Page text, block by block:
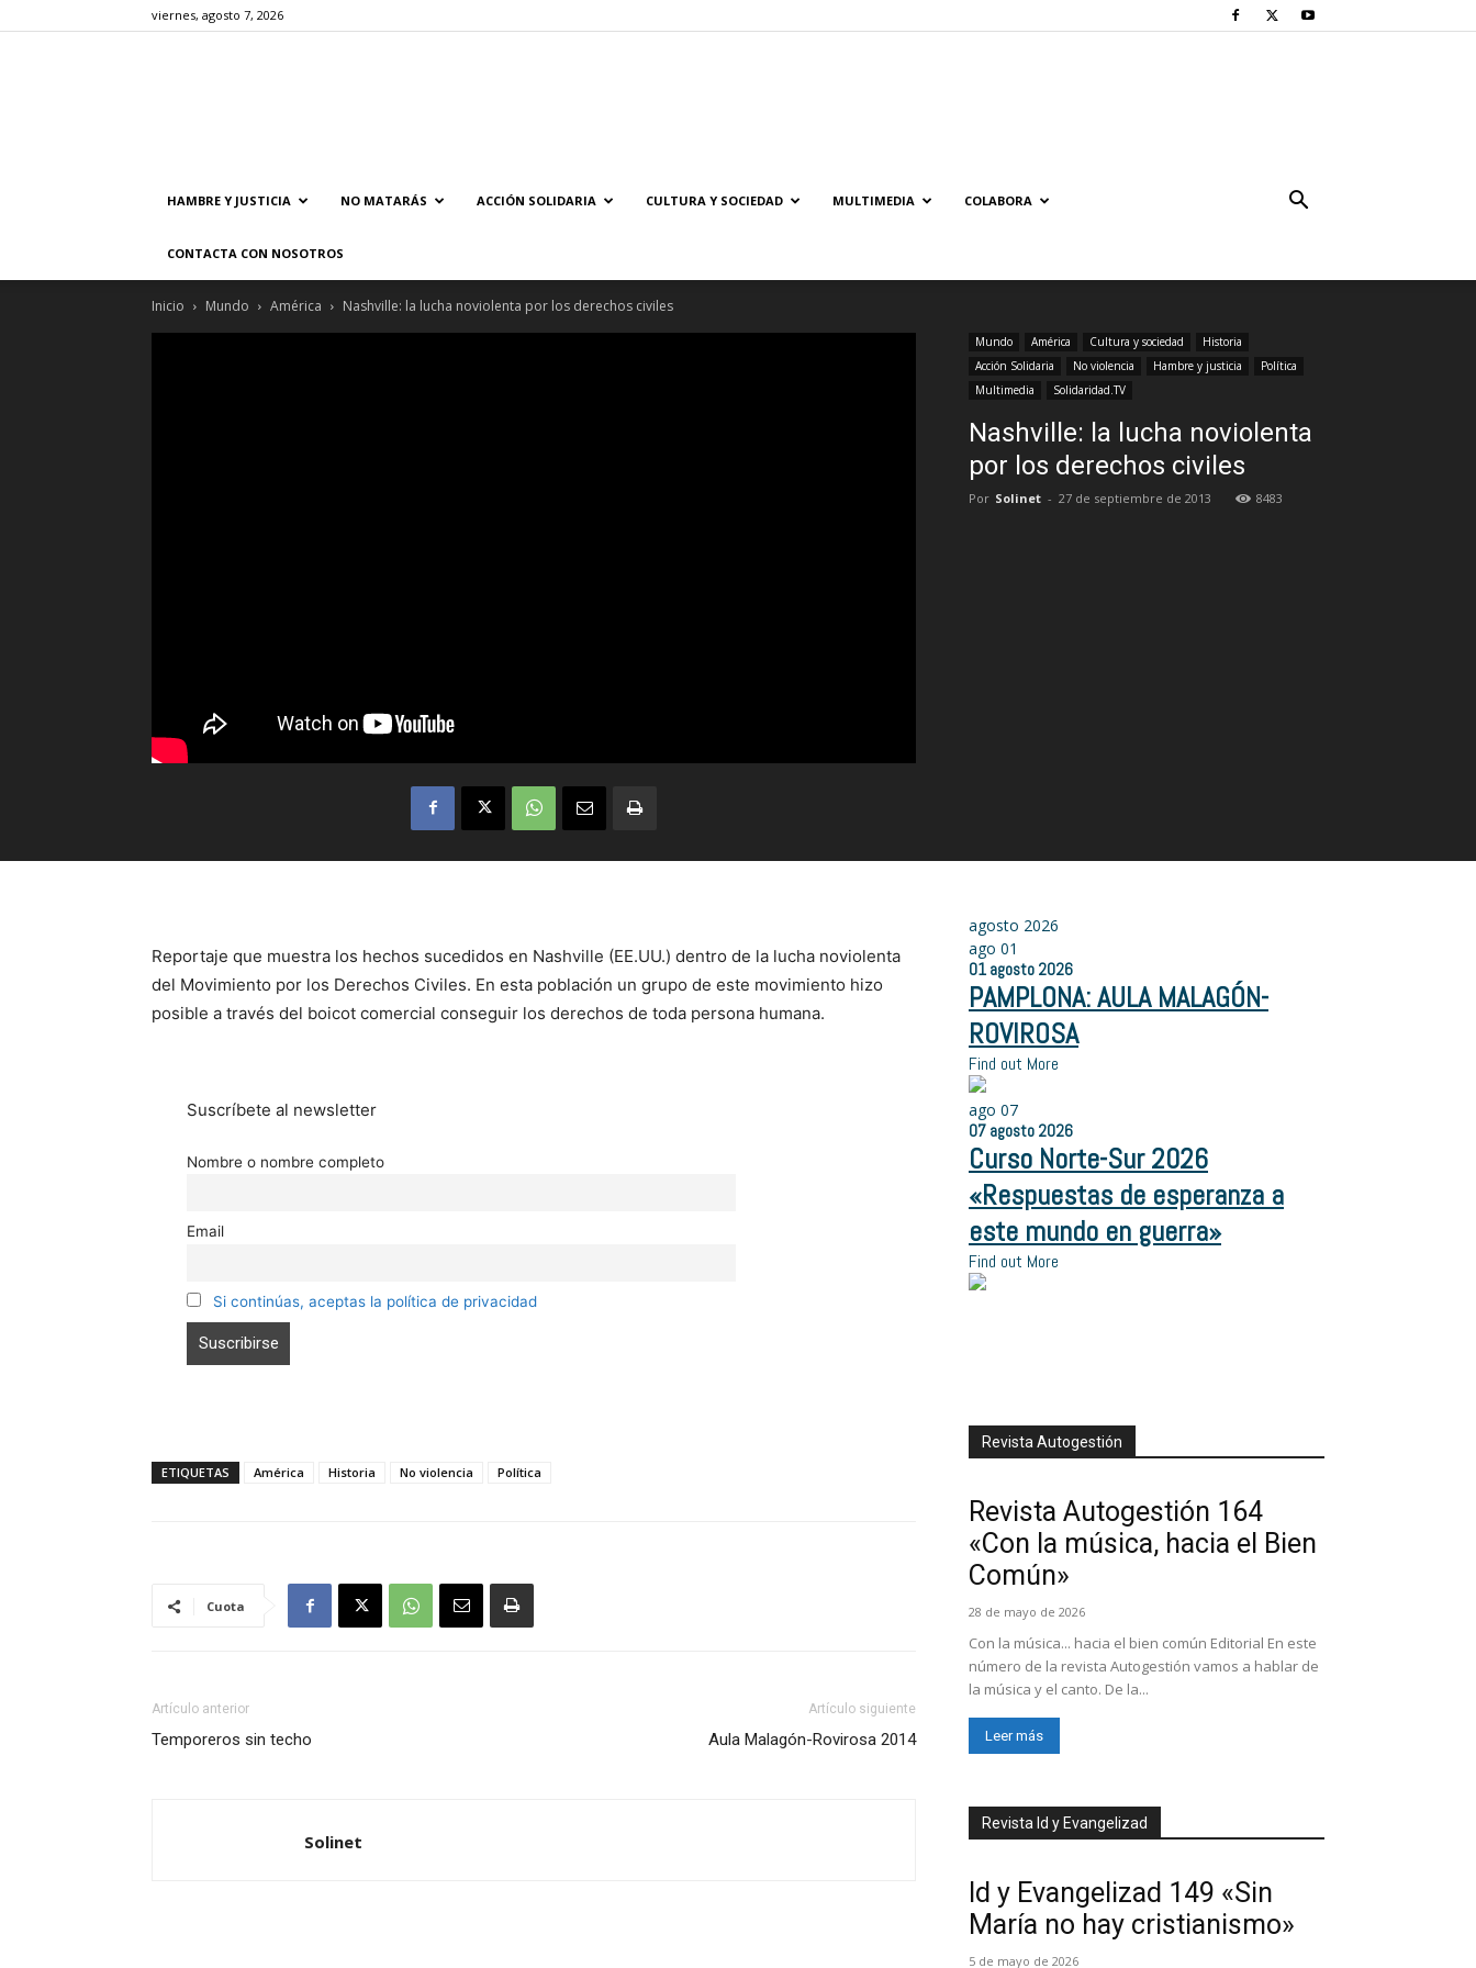
viernes, agosto 7, 2026
HAMBRE Y JUSTICIA NO MATARÁS ACCIÓN SOLIDARIA CULTURA Y SOCIEDAD MULTIMEDIA COLABORA
CONTACTA CON NOSOTROS
Inicio Mundo América Nashville: la lucha noviolenta por los derechos civiles
Mundo América Cultura y sociedad
Historia
Acción Solidaria
No violencia Hambre y justicia
Política
Multimedia
Solidaridad.TV
Nashville: la lucha noviolenta
por los derechos civiles
Por Solinet - 27 de septiembre de 2013 8483
Reportaje que muestra los hechos sucedidos en Nashville (EE.UU.) dentro de la lucha noviolenta
del Movimiento por los Derechos Civiles. En esta población un grupo de este movimiento hizo
posible a través del boicot comercial conseguir los derechos de toda persona humana.
Suscríbete al newsletter
Nombre o nombre completo
Email
Si continúas, aceptas la política de privacidad
ETIQUETAS América Historia No violencia Política
Cuota
Artículo anterior
Temporeros sin techo
Artículo siguiente
Aula Malagón-Rovirosa 2014
Solinet
agosto 2026
ago 01
01 agosto 2026
PAMPLONA: AULA MALAGÓN-
ROVIROSA
Find out More
ago 07
07 agosto 2026
Curso Norte-Sur 2026
«Respuestas de esperanza a
este mundo en guerra»
Find out More
Revista Autogestión
Revista Autogestión 164
«Con la música, hacia el Bien
Común»
28 de mayo de 2026
Con la música... hacia el bien común Editorial En este
número de la revista Autogestión vamos a hablar de
la música y el canto. De la...
Leer más
Revista Id y Evangelizad
Id y Evangelizad 149 «Sin
María no hay cristianismo»
5 de mayo de 2026